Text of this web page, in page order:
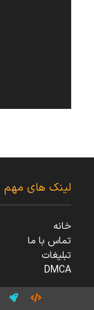
لینک های مهم
خانه
تماس با ما
تبلیغات
DMCA